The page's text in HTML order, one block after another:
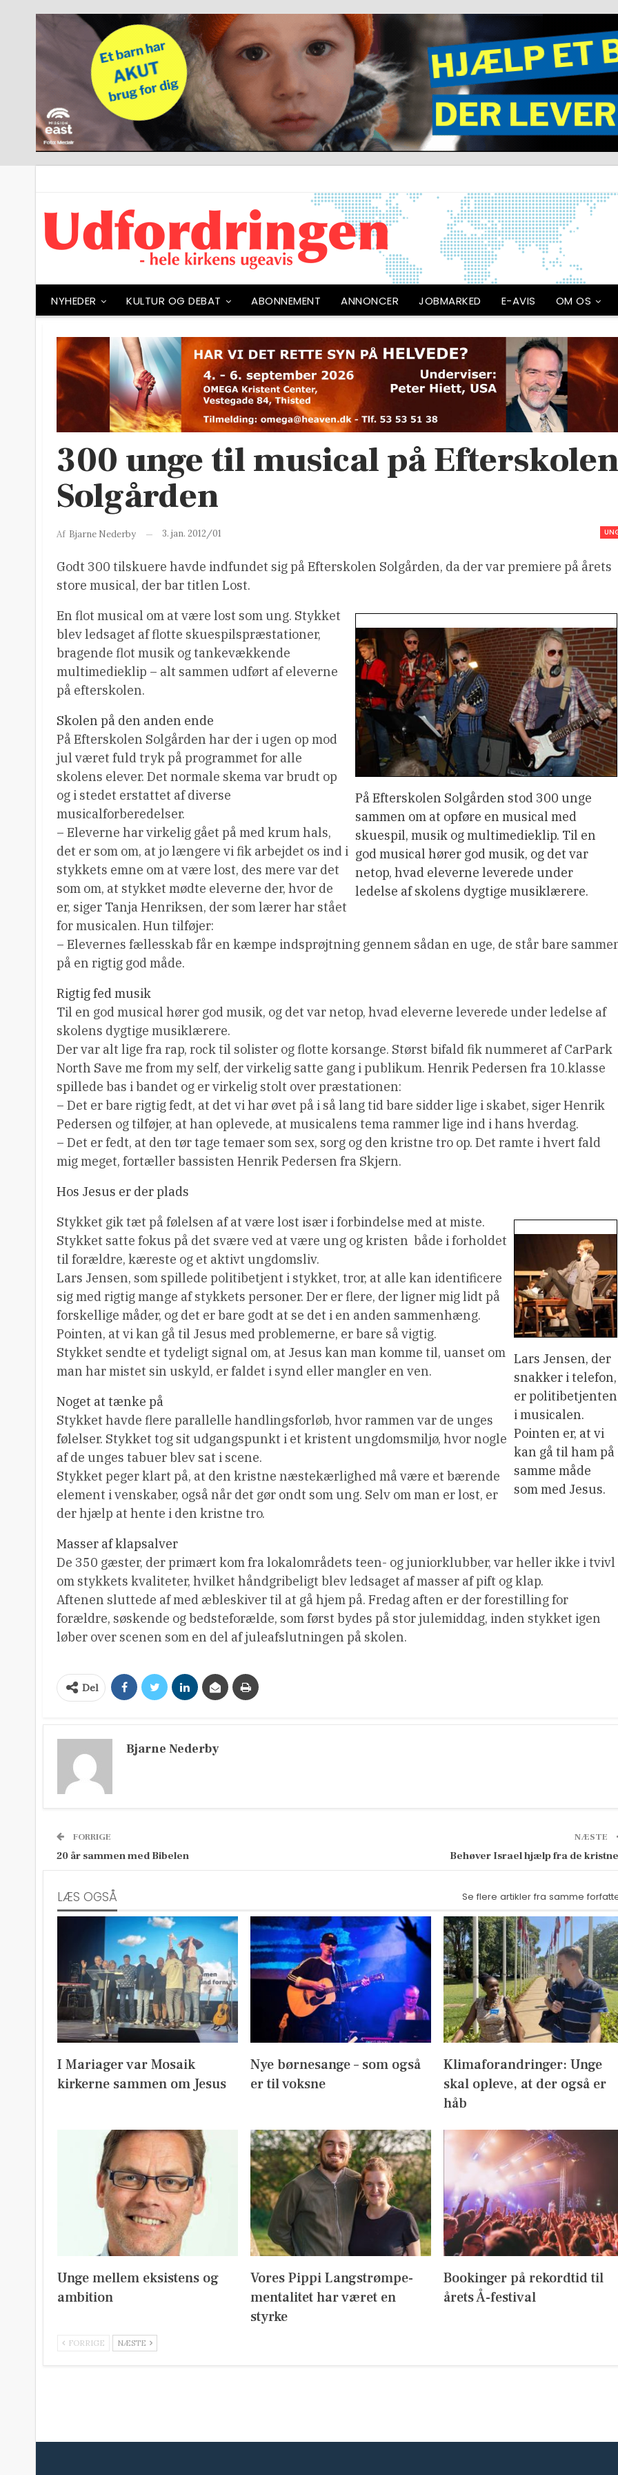
NYHEDER KULTUR OG DEBAT ABONNEMENT ANNONCER JOBMARKED E-AVIS OM OS
300 unge til musical på Efterskolen
Solgården
Af Bjarne Nederby 3. jan. 2012/01
Godt 300 tilskuere havde indfundet sig på Efterskolen Solgården, da der var premiere på årets
store musical, der bar titlen Lost.
På Efterskolen Solgården stod 300 unge
sammen om at opføre en musical med
skuespil, musik og multimedieklip. Til en
god musical hører god musik, og det var
netop, hvad eleverne leverede under
ledelse af skolens dygtige musiklærere.
En flot musical om at være lost som ung. Stykket
blev ledsaget af flotte skuespilspræstationer,
bragende flot musik og tankevækkende
multimedieklip – alt sammen udført af eleverne
på efterskolen.
Skolen på den anden ende
På Efterskolen Solgården har der i ugen op mod
jul været fuld tryk på programmet for alle
skolens elever. Det normale skema var brudt op
og i stedet erstattet af diverse
musicalforberedelser.
– Eleverne har virkelig gået på med krum hals,
det er som om, at jo længere vi fik arbejdet os ind i
stykkets emne om at være lost, des mere var det
som om, at stykket mødte eleverne der, hvor de
er, siger Tanja Henriksen, der som lærer har stået
for musicalen. Hun tilføjer:
– Elevernes fællesskab får en kæmpe indsprøjtning gennem sådan en uge, de står bare
på en rigtig god måde.
Rigtig fed musik
Til en god musical hører god musik, og det var netop, hvad eleverne leverede under ledelse af
skolens dygtige musiklærere.
Der var alt lige fra rap, rock til solister og flotte korsange. Størst bifald fik nummeret af CarPark
North Save me from my self, der virkelig satte gang i publikum. Henrik Pedersen fra 10.klasse
spillede bas i bandet og er virkelig stolt over præstationen:
– Det er bare rigtig fedt, at det vi har øvet på i så lang tid bare sidder lige i skabet, siger Henrik
Pedersen og tilføjer, at han oplevede, at musicalens tema rammer lige ind i hans hverdag.
– Det er fedt, at den tør tage temaer som sex, sorg og den kristne tro op. Det ramte i hvert fald
mig meget, fortæller bassisten Henrik Pedersen fra Skjern.
Hos Jesus er der plads
Lars Jensen, der
snakker i telefon,
er politibetjenten
i musicalen.
Pointen er, at vi
kan gå til ham på
samme måde
som med Jesus.
Stykket gik tæt på følelsen af at være lost især i forbindelse med at miste.
Stykket satte fokus på det svære ved at være ung og kristen  både i forholdet
til forældre, kæreste og et aktivt ungdomsliv.
Lars Jensen, som spillede politibetjent i stykket, tror, at alle kan identificere
sig med rigtig mange af stykkets personer. Der er flere, der ligner mig lidt på
forskellige måder, og det er bare godt at se det i en anden sammenhæng.
Pointen, at vi kan gå til Jesus med problemerne, er bare så vigtig.
Stykket sendte et tydeligt signal om, at Jesus kan man komme til, uanset om
man har mistet sin uskyld, er faldet i synd eller mangler en ven.
Noget at tænke på
Stykket havde flere parallelle handlingsforløb, hvor rammen var de unges
følelser. Stykket tog sit udgangspunkt i et kristent ungdomsmiljø, hvor nogle
af de unges tabuer blev sat i scene.
Stykket peger klart på, at den kristne næstekærlighed må være et bærende
element i venskaber, også når det gør ondt som ung. Selv om man er lost, er
der hjælp at hente i den kristne tro.
Masser af klapsalver
De 350 gæster, der primært kom fra lokalområdets teen- og juniorklubber, var heller ikke i tvivl
om stykkets kvaliteter, hvilket håndgribeligt blev ledsaget af masser af pift og klap.
Aftenen sluttede af med æbleskiver til at gå hjem på. Fredag aften er der forestilling for
forældre, søskende og bedsteforælde, som først bydes på stor julemiddag, inden stykket igen
løber over scenen som en del af juleafslutningen på skolen.
Del
Bjarne Nederby
FORRIGE
20 år sammen med Bibelen
NÆSTE
Behøver Israel hjælp fra de
LÆS OGSÅ Se flere artikler fra samme
I Mariager var Mosaik
kirkerne sammen om Jesus
Nye børnesange – som også
er til voksne
Klimaforandringer: Unge
skal opleve, at der også er
håb
Unge mellem eksistens og
ambition
Vores Pippi Langstrømpe-
mentalitet har været en
styrke
Bookinger på rekordtid til
årets Å-festival
FORRIGE NÆSTE